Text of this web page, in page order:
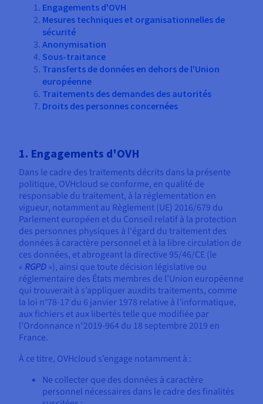
Engagements d'OVH
Mesures techniques et organisationnelles de
sécurité
Anonymisation
Sous-traitance
Transferts de données en dehors de l'Union
européenne
Traitements des demandes des autorités
Droits des personnes concernées
1. Engagements d'OVH
Dans le cadre des traitements décrits dans la présente
politique, OVHcloud se conforme, en qualité de
responsable du traitement, à la réglementation en
vigueur, notamment au Règlement (UE) 2016/679 du
Parlement européen et du Conseil relatif à la protection
des personnes physiques à l'égard du traitement des
données à caractère personnel et à la libre circulation de
ces données, et abrogeant la directive 95/46/CE (le
« RGPD»), ainsi que toute décision législative ou
réglementaire des États membres de l’Union européenne
qui trouverait à s’appliquer auxdits traitements, comme
la loi n°78-17 du 6 janvier 1978 relative à l’informatique,
aux fichiers et aux libertés telle que modifiée par
l’Ordonnance n°2019-964 du 18 septembre 2019 en
France.
À ce titre, OVHcloud s’engage notamment à :
Ne collecter que des données à caractère
personnel nécessaires dans le cadre des finalités